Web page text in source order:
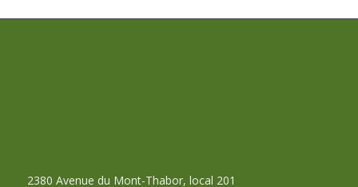
2380 Avenue du Mont-Thabor, local 201